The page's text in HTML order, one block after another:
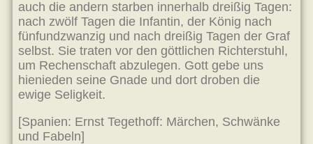
[Spanien: Ernst Tegethoff: Märchen, Schwänke
und Fabeln]